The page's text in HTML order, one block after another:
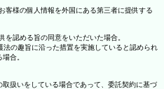
客様の個人情報を外国にある第三者に提供する
認める旨の同意をいただいた場合。
の趣旨に沿った措置を実施していると認められ
合。
扱いをしている場合であって、委託契約に基づ